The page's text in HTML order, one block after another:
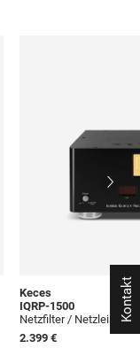
Keces
IQRP-1500
Netzfilter / Netzleiste
2.399 €
Kontakt